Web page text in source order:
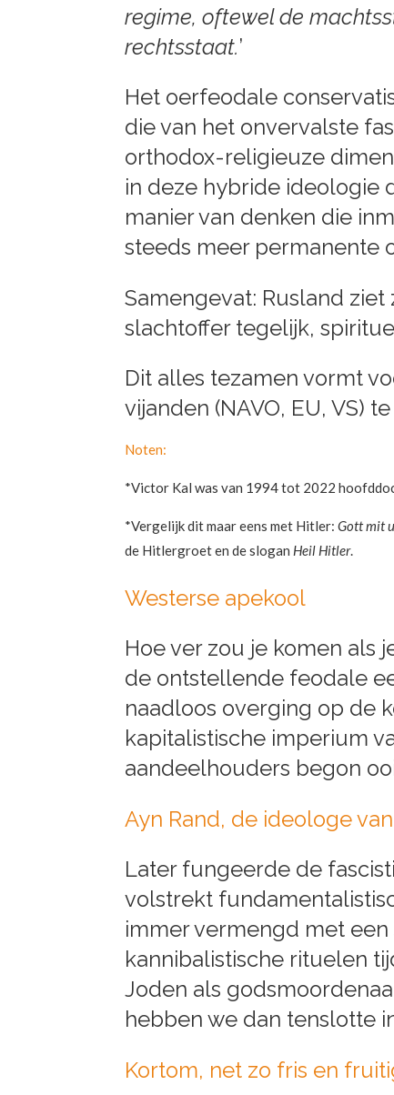
regime, oftewel de
rechtsstaat.’
Het oerfeodale
die van het onvervalste
orthodox-religieuze
in deze hybride ideologie
manier van denken die
steeds meer permanente
Samengevat: Rusland
slachtoffer tegelijk,
Dit alles tezamen vormt
vijanden (NAVO, EU, VS)
Noten:
*Victor Kal was van 1994 tot 2022
*Vergelijk dit maar eens met Hitler: Gott mit
de Hitlergroet en de slogan Heil Hitler.
Westerse apekool
Hoe ver zou je komen als
de ontstellende feodale
naadloos overging op de
kapitalistische imperium
aandeelhouders begon
Ayn Rand, de ideologe
Later fungeerde de
volstrekt
immer vermengd met
kannibalistische rituelen
Joden als
hebben we dan tenslotte
Kortom, net zo fris en